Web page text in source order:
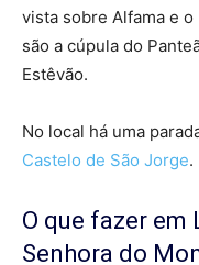
vista sobre Alfama e
são a cúpula do
Estêvão.
No local há uma
Castelo de São Jorge.
O que fazer em
Senhora do